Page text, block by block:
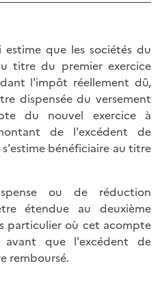
estime que les sociétés du
titre du premier exercice
l'impôt réellement dû,
dispensée du versement
du nouvel exercice à
de l'excédent de
bénéficiaire au titre
ou de réduction
étendue au deuxième
particulier où cet acompte
que l'excédent de
remboursé.